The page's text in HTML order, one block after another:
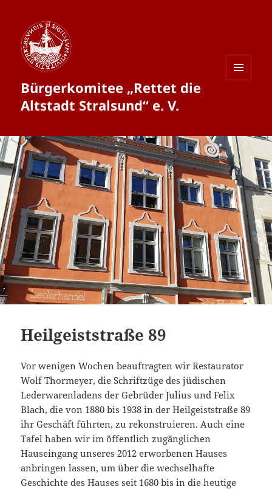
Bürgerkomitee „Rettet die
Altstadt Stralsund“ e. V.
Heilgeiststraße 89
Vor wenigen Wochen beauftragten wir Restaurator
Wolf Thormeyer, die Schriftzüge des jüdischen
Lederwarenladens der Gebrüder Julius und Felix
Blach, die von 1880 bis 1938 in der Heilgeiststraße 89
ihr Geschäft führten, zu rekonstruieren. Auch eine
Tafel haben wir im öffentlich zugänglichen
Hauseingang unseres 2012 erworbenen Hauses
anbringen lassen, um über die wechselhafte
Geschichte des Hauses seit 1680 bis in die heutige